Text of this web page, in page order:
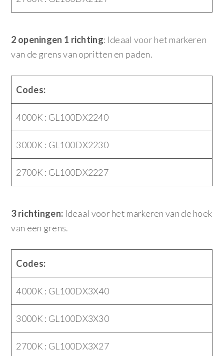
2 openingen 1 richting: Ideaal voor het markeren
van de grens van opritten en paden.
Codes:
4000K : GL100DX2240
3000K : GL100DX2230
2700K : GL100DX2227
3 richtingen: Ideaal voor het markeren van de hoek
van een grens.
Codes:
4000K : GL100DX3X40
3000K : GL100DX3X30
2700K : GL100DX3X27